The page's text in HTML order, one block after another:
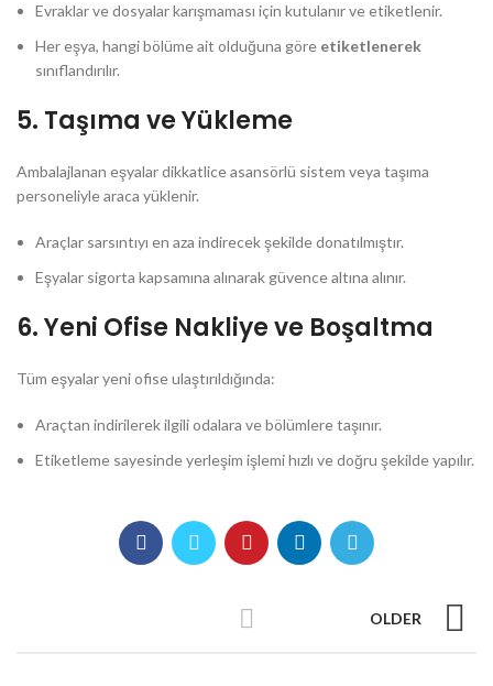
Evraklar ve dosyalar karışmaması için kutulanır ve etiketlenir.
Her eşya, hangi bölüme ait olduğuna göre etiketlenerek
sınıflandırılır.
5. Taşıma ve Yükleme
Ambalajlanan eşyalar dikkatlice asansörlü sistem veya taşıma
personeliyle araca yüklenir.
Araçlar sarsıntıyı en aza indirecek şekilde donatılmıştır.
Eşyalar sigorta kapsamına alınarak güvence altına alınır.
6.Yeni Ofise Nakliye ve Boşaltma
Tüm eşyalar yeni ofise ulaştırıldığında:
Araçtan indirilerek ilgili odalara ve bölümlere taşınır.
Etiketleme sayesinde yerleşim işlemi hızlı ve doğru şekilde yapılır.
OLDER